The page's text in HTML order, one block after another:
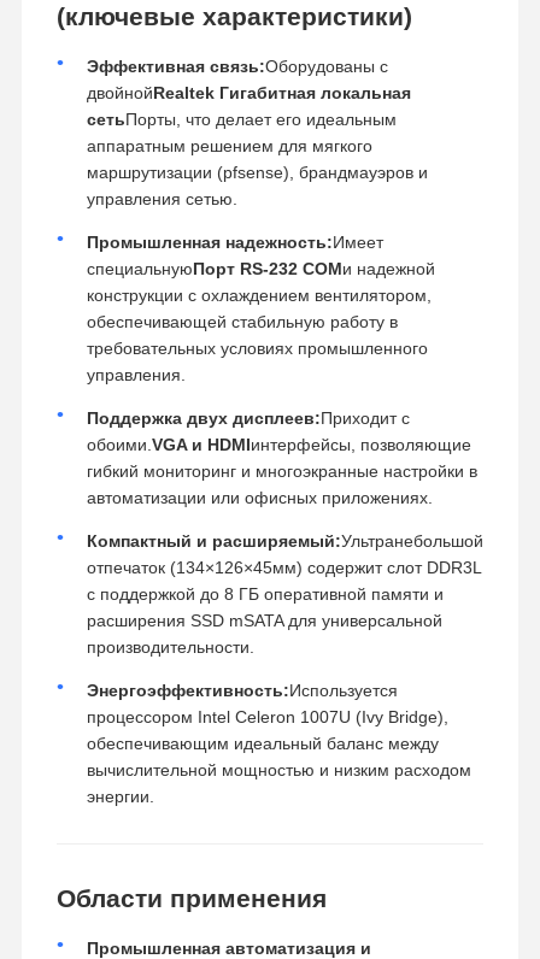
(ключевые характеристики)
Эффективная связь:Оборудованы с
двойнойRealtek Гигабитная локальная
сетьПорты, что делает его идеальным
аппаратным решением для мягкого
маршрутизации (pfsense), брандмауэров и
управления сетью.
Промышленная надежность:Имеет
специальнуюПорт RS-232 COMи надежной
конструкции с охлаждением вентилятором,
обеспечивающей стабильную работу в
требовательных условиях промышленного
управления.
Поддержка двух дисплеев:Приходит с
обоими. VGA и HDMIинтерфейсы, позволяющие
гибкий мониторинг и многоэкранные настройки в
автоматизации или офисных приложениях.
Компактный и расширяемый:Ультранебольшой
отпечаток (134×126×45мм) содержит слот DDR3L
с поддержкой до 8 ГБ оперативной памяти и
расширения SSD mSATA для универсальной
производительности.
Энергоэффективность:Используется
процессором Intel Celeron 1007U (Ivy Bridge),
обеспечивающим идеальный баланс между
вычислительной мощностью и низким расходом
энергии.
Области применения
Промышленная автоматизация и